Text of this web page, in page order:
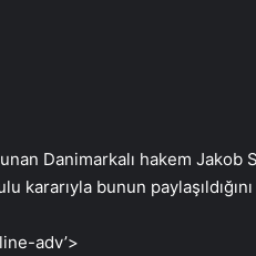
Danimarkalı hakem
kararıyla bunun
adv’>